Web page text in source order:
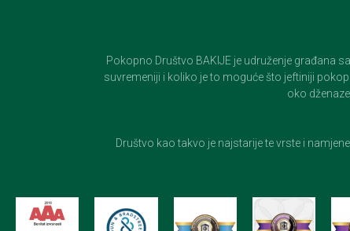
Pokopno Društvo BAKIJE je udruženje građana
suvremeniji i koliko je to moguće što jeftiniji
oko
Društvo kao takvo je najstarije te vrste i